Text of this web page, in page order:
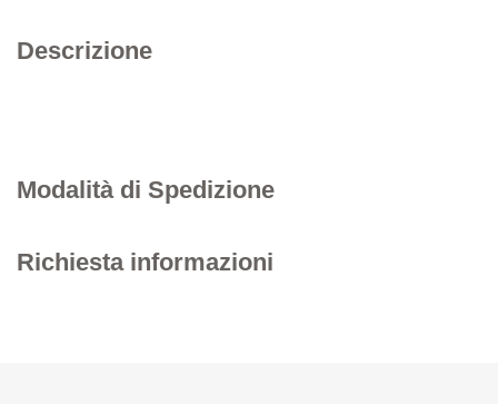
Descrizione
Modalità di Spedizione
Richiesta informazioni